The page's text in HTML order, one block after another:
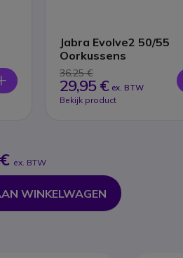
Jabra Evolve2 50/55
Oorkussens
36,25 €
29,95 € ex. BTW
Bekijk product
ex. BTW
WINKELWAGEN